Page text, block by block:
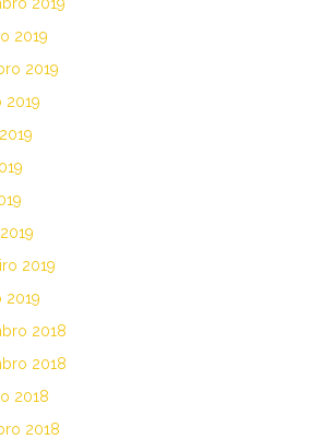
2019
2019
2019
2019
2019
2018
2018
2018
2018